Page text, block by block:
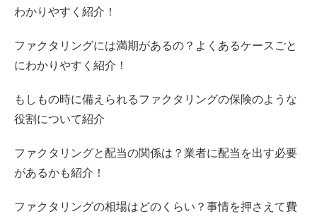
わかりやすく紹介！
ファクタリングには満期があるの？よくあるケースごと
にわかりやすく紹介！
もしもの時に備えられるファクタリングの保険のような
役割について紹介
ファクタリングと配当の関係は？業者に配当を出す必要
があるかも紹介！
ファクタリングの相場はどのくらい？事情を押さえて費